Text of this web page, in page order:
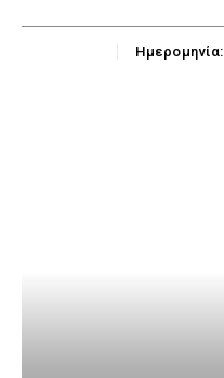
Ημερομηνία: